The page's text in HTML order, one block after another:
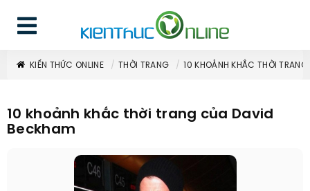
KIẾN THỨC ONLINE THỜI TRANG 10 KHOẢNH KHẮC THỜI
10 khoảnh khắc thời trang của David
Beckham